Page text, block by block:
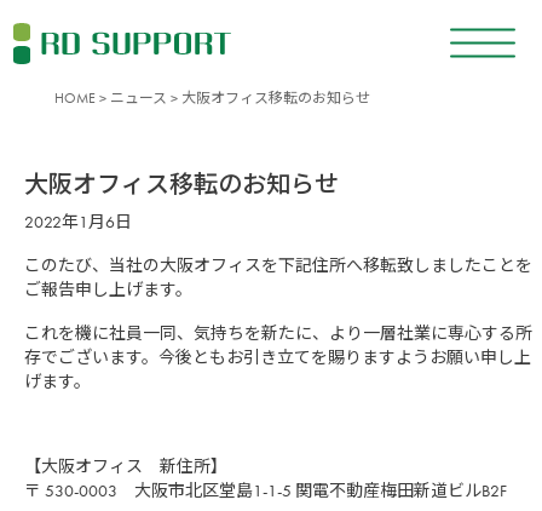
HOME> ニュース > 大阪オフィス移転のお知らせ
大阪オフィス移転のお知らせ
2022年1月6日
このたび、当社の大阪オフィスを下記住所へ移転致しましたことを
ご報告申し上げます。
これを機に社員一同、気持ちを新たに、より一層社業に専心する所
存でございます。今後ともお引き立てを賜りますようお願い申し上
げます。
【大阪オフィス 新住所】
〒 530-0003 大阪市北区堂島1-1-5 関電不動産梅田新道ビルB2F